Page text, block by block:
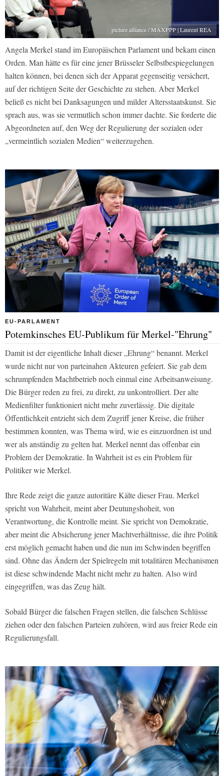
picture alliance / MAXPPP | Laurent REA
Angela Merkel stand im Europäischen Parlament und bekam einen
Orden. Man hätte es für eine jener Brüsseler Selbstbespiegelungen
halten können, bei denen sich der Apparat gegenseitig versichert,
auf der richtigen Seite der Geschichte zu stehen. Aber Merkel
beließ es nicht bei Danksagungen und milder Altersstaatskunst. Sie
sprach aus, was sie vermutlich schon immer dachte. Sie forderte die
Abgeordneten auf, den Weg der Regulierung der sozialen oder
„vermeintlich sozialen Medien“ weiterzugehen.
EU-PARLAMENT
Potemkinsches EU-Publikum für Merkel-"Ehrung"
Damit ist der eigentliche Inhalt dieser „Ehrung“ benannt. Merkel
wurde nicht nur von parteinahen Akteuren gefeiert. Sie gab dem
schrumpfenden Machtbetrieb noch einmal eine Arbeitsanweisung.
Die Bürger reden zu frei, zu direkt, zu unkontrolliert. Der alte
Medienfilter funktioniert nicht mehr zuverlässig. Die digitale
Öffentlichkeit entzieht sich dem Zugriff jener Kreise, die früher
bestimmen konnten, was Thema wird, wie es einzuordnen ist und
wer als anständig zu gelten hat. Merkel nennt das offenbar ein
Problem der Demokratie. In Wahrheit ist es ein Problem für
Politiker wie Merkel.
Ihre Rede zeigt die ganze autoritäre Kälte dieser Frau. Merkel
spricht von Wahrheit, meint aber Deutungshoheit, von
Verantwortung, die Kontrolle meint. Sie spricht von Demokratie,
aber meint die Absicherung jener Machtverhältnisse, die ihre Politik
erst möglich gemacht haben und die nun im Schwinden begriffen
sind. Ohne das Ändern der Spielregeln mit totalitären Mechanismen
ist diese schwindende Macht nicht mehr zu halten. Also wird
eingegriffen, was das Zeug hält.
Sobald Bürger die falschen Fragen stellen, die falschen Schlüsse
ziehen oder den falschen Parteien zuhören, wird aus freier Rede ein
Regulierungsfall.